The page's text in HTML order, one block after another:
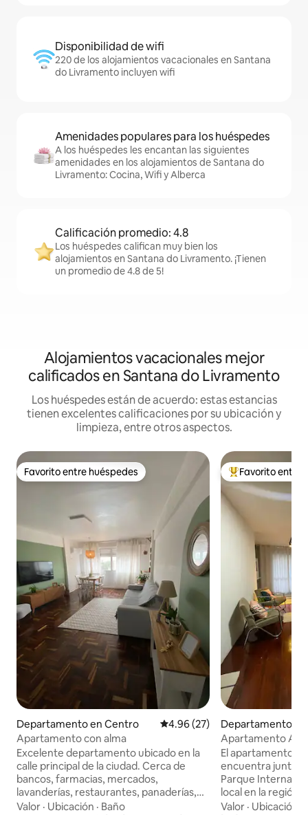
Disponibilidad de wifi
220 de los alojamientos vacacionales en Santana
do Livramento incluyen wifi
Amenidades populares para los huéspedes
A los huéspedes les encantan las siguientes
amenidades en los alojamientos de Santana do
Livramento: Cocina, Wifi y Alberca
Calificación promedio: 4.8
Los huéspedes califican muy bien los
alojamientos en Santana do Livramento. ¡Tienen
un promedio de 4.8 de 5!
Alojamientos vacacionales mejor
calificados en Santana do Livramento
Los huéspedes están de acuerdo: estas estancias
tienen excelentes calificaciones por su ubicación y
limpieza, entre otros aspectos.
Favorito entre huéspedes
Favorito entre huéspedes
Departamento en Centro Calificación promedio: 4.96 de
4.96 (27)
Apartamento con alma
Excelente departamento ubicado en la
calle principal de la ciudad. Cerca de
bancos, farmacias, mercados,
lavanderías, restaurantes, panaderías,
universidades, el Ayuntamiento, la Igreja
Valor · Ubicación · Baño
De los mejores
Favorito entre
Departamento en
o Livramento
Apartamento
El apartamento
encuentra junto a
Parque
local en la región
Livramento y Rivera -
Valor · Ubicación